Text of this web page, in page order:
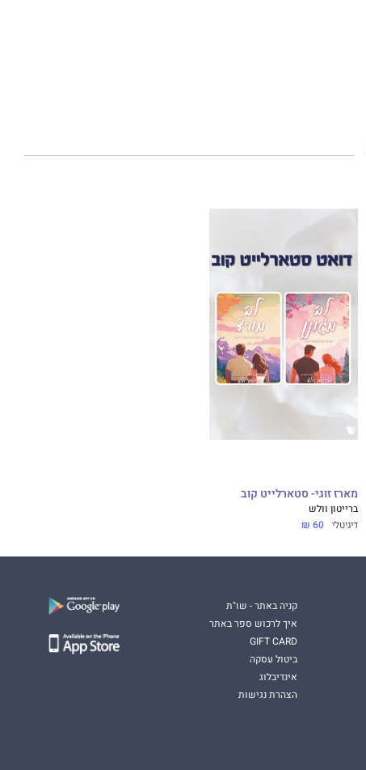
מארז זוגי- סטארלייט קוב
ברייטון וולש
דיגיטלי 60 ₪
קניה באתר - שו"ת
איך לרכוש ספר באתר
GIFT CARD
ביטול עסקה
אינדיבלוג
הצהרת נגישות